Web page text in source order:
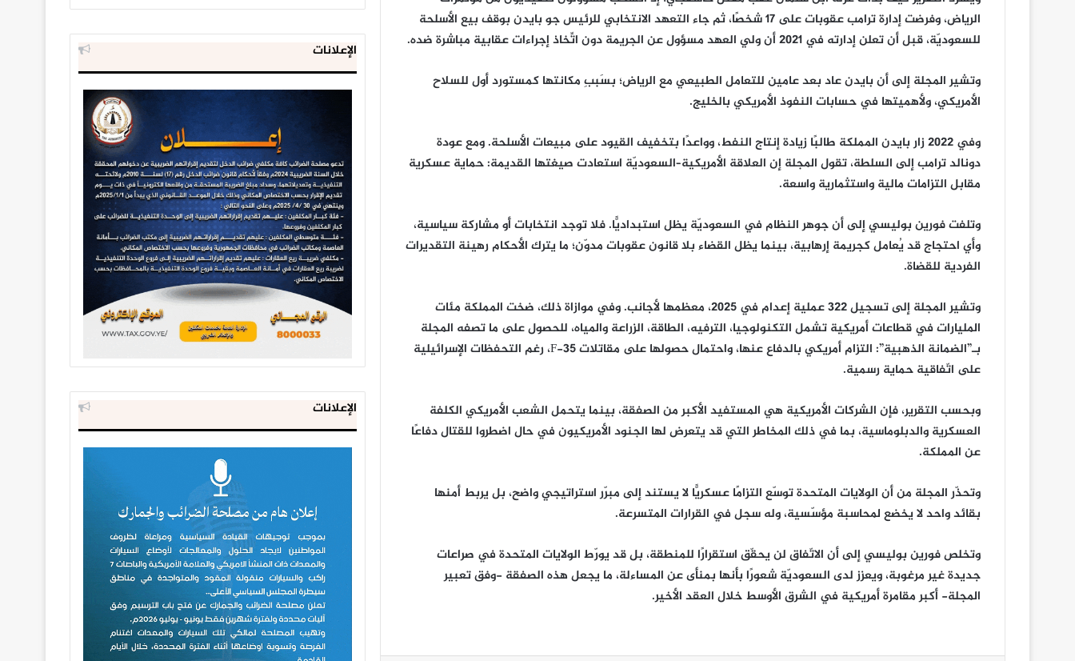
الرياض، وفرضت إدارة ترامب عقوبات على 17 شخصًا، ثم جاء التعهد الانتخابي للرئيس جو بايدن بوقف بيع الأسلحة
للسعوديّة، قبل أن تعلن إدارته في 2021 أن ولي العهد مسؤول عن الجريمة دون اتِّخاذ إجراءات عقابية مباشرة ضده.
وتشير المجلة إلى أن بايدن عاد بعد عامين للتعامل الطبيعي مع الرياض؛ بسَببِ مكانتها كمستورد أول للسلاح
الأمريكي، ولأهميتها في حسابات النفوذ الأمريكي بالخليج.
وفي 2022 زار بايدن المملكة طالبًا زيادة إنتاج النفط، وواعدًا بتخفيف القيود على مبيعات الأسلحة. ومع عودة
دونالد ترامب إلى السلطة، تقول المجلة إن العلاقة الأمريكية–السعوديّة استعادت صيغتها القديمة: حماية عسكرية
مقابل التزامات مالية واستثمارية واسعة.
وتلفت فورين بوليسي إلى أن جوهر النظام في السعوديّة يظل استبداديًّا. فلا توجد انتخابات أَو مشاركة سياسية،
وأي احتجاج قد يُعامل كجريمة إرهابية، بينما يظل القضاء بلا قانون عقوبات مدوّن؛ ما يترك الأحكام رهينة التقديرات
الفردية للقضاة.
وتشير المجلة إلى تسجيل 322 عملية إعدام في 2025، معظمها لأجانب. وفي موازاة ذلك، ضخت المملكة مئات
المليارات في قطاعات أمريكية تشمل التكنولوجيا، الترفيه، الطاقة، الزراعة والمياه، للحصول على ما تصفه المجلة
بـ”الضمانة الذهبية”: التزام أمريكي بالدفاع عنها، واحتمال حصولها على مقاتلات F-35، رغم التحفظات الإسرائيلية
على اتّفاقية حماية رسمية.
وبحسب التقرير، فإن الشركات الأمريكية هي المستفيد الأكبر من الصفقة، بينما يتحمل الشعب الأمريكي الكلفة
العسكرية والدبلوماسية، بما في ذلك المخاطر التي قد يتعرض لها الجنود الأمريكيون في حال اضطروا للقتال دفاعًا
عن المملكة.
وتحذّر المجلة من أن الولايات المتحدة توسّع التزامًا عسكريًّا لا يستند إلى مبرّر استراتيجي واضح، بل يربط أمنها
بقائد واحد لا يخضع لمحاسبة مؤسّسية، وله سجل في القرارات المتسرعة.
وتخلص فورين بوليسي إلى أن الاتّفاق لن يحقّق استقرارًا للمنطقة، بل قد يورّط الولايات المتحدة في صراعات
جديدة غير مرغوبة، ويعزز لدى السعوديّة شعورًا بأنها بمنأى عن المساءلة، ما يجعل هذه الصفقة -وفق تعبير
المجلة- أكبر مقامرة أمريكية في الشرق الأوسط خلال العقد الأخير.
الإعلانات
الإعلانات